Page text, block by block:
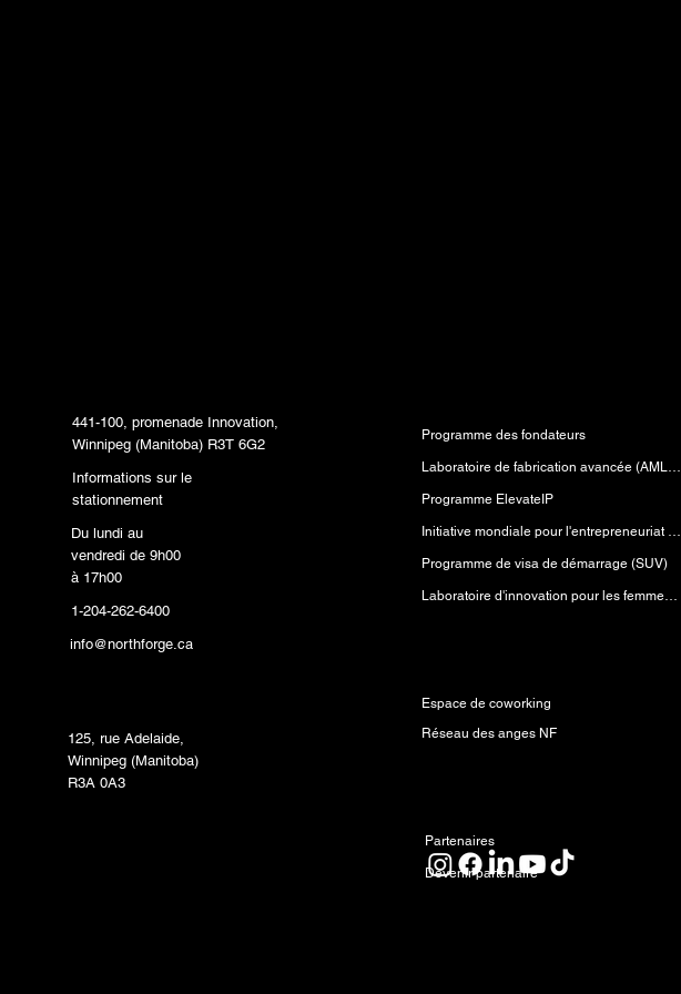
441-100, promenade Innovation,
Winnipeg (Manitoba) R3T 6G2
Informations sur le
stationnement
Du lundi au
vendredi de 9h00
à 17h00
1-204-262-6400
info@northforge.ca
125, rue Adelaide,
Winnipeg (Manitoba)
R3A 0A3
Programme des fondateurs
Laboratoire de fabrication avancée (AMLab™)
Programme ElevateIP
Initiative mondiale pour l'entrepreneuriat (GEI)
Programme de visa de démarrage (SUV)
Laboratoire d'innovation pour les femmes (WiLab™)
Espace de coworking
Réseau des anges NF
Partenaires
Devenir partenaire